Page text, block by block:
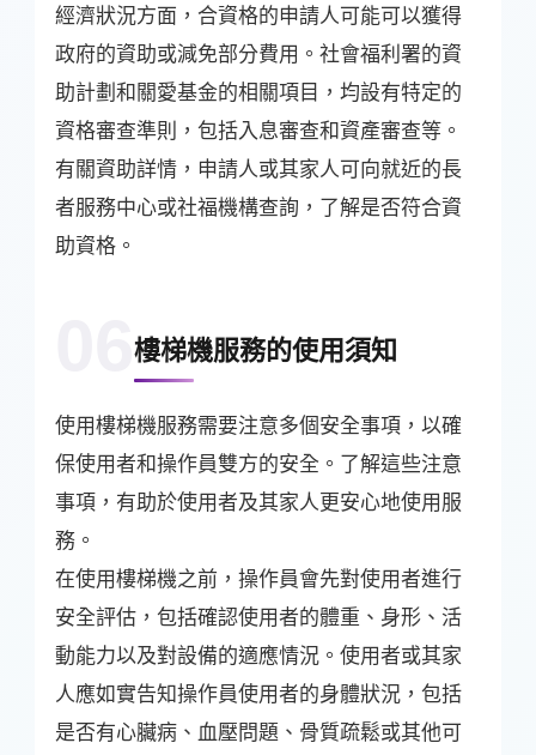
經濟狀況方面，合資格的申請人可能可以獲得
政府的資助或減免部分費用。社會福利署的資
助計劃和關愛基金的相關項目，均設有特定的
資格審查準則，包括入息審查和資產審查等。
有關資助詳情，申請人或其家人可向就近的長
者服務中心或社福機構查詢，了解是否符合資
助資格。
06樓梯機服務的使用須知
使用樓梯機服務需要注意多個安全事項，以確
保使用者和操作員雙方的安全。了解這些注意
事項，有助於使用者及其家人更安心地使用服
務。
在使用樓梯機之前，操作員會先對使用者進行
安全評估，包括確認使用者的體重、身形、活
動能力以及對設備的適應情況。使用者或其家
人應如實告知操作員使用者的身體狀況，包括
是否有心臟病、血壓問題、骨質疏鬆或其他可